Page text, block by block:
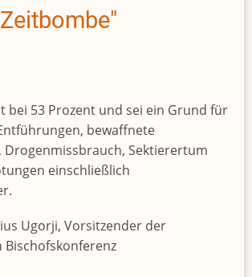
bei 53 Prozent und sei ein Grund für
bewaffnete
Drogenmissbrauch, Sektierertum
einschließlich
Ugorji, Vorsitzender der
Bischofskonferenz